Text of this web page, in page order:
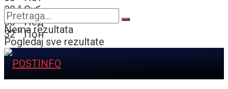
30 ° Суб
30 ° Нед
32 ° Пон
Nema rezultata
Pogledaj sve rezultate